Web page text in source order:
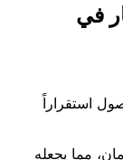
في
استقراراً
مما يجعله